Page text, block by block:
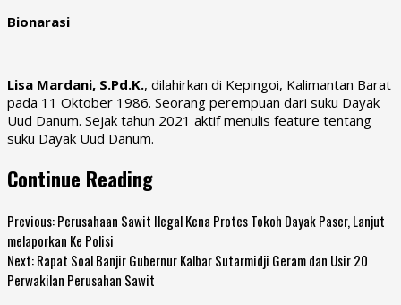
Bionarasi
Lisa Mardani, S.Pd.K., dilahirkan di Kepingoi, Kalimantan Barat
pada 11 Oktober 1986. Seorang perempuan dari suku Dayak
Uud Danum. Sejak tahun 2021 aktif menulis feature tentang
suku Dayak Uud Danum.
Continue Reading
Previous:Perusahaan Sawit Ilegal Kena Protes Tokoh Dayak Paser, Lanjut
melaporkan Ke Polisi
Next:Rapat Soal Banjir Gubernur Kalbar Sutarmidji Geram dan Usir 20
Perwakilan Perusahan Sawit